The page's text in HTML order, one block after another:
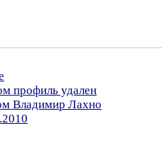
профиль удален
Владимир Лахно